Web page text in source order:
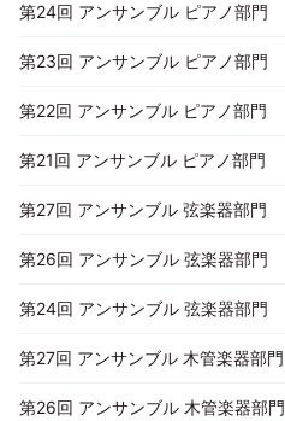
第24回 アンサンブル ピアノ部門
第23回 アンサンブル ピアノ部門
第22回 アンサンブル ピアノ部門
第21回 アンサンブル ピアノ部門
第27回 アンサンブル 弦楽器部門
第26回 アンサンブル 弦楽器部門
第24回 アンサンブル 弦楽器部門
第27回 アンサンブル 木管楽器部門
第26回 アンサンブル 木管楽器部門